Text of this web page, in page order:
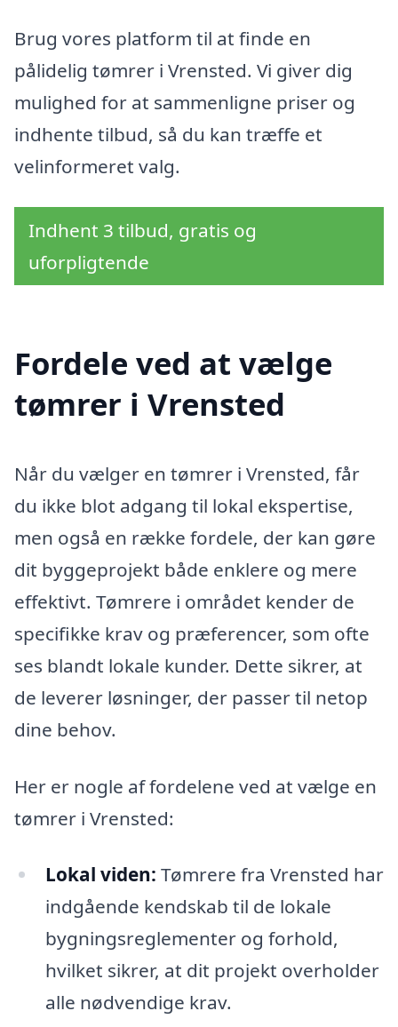
Brug vores platform til at finde en
pålidelig tømrer i Vrensted. Vi giver dig
mulighed for at sammenligne priser og
indhente tilbud, så du kan træffe et
velinformeret valg.
Indhent 3 tilbud, gratis og
uforpligtende
Fordele ved at vælge
tømrer i Vrensted
Når du vælger en tømrer i Vrensted, får
du ikke blot adgang til lokal ekspertise,
men også en række fordele, der kan gøre
dit byggeprojekt både enklere og mere
effektivt. Tømrere i området kender de
specifikke krav og præferencer, som ofte
ses blandt lokale kunder. Dette sikrer, at
de leverer løsninger, der passer til netop
dine behov.
Her er nogle af fordelene ved at vælge en
tømrer i Vrensted:
Lokal viden: Tømrere fra Vrensted har
indgående kendskab til de lokale
bygningsreglementer og forhold,
hvilket sikrer, at dit projekt overholder
alle nødvendige krav.